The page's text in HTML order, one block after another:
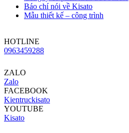
Báo chí nói về Kisato
Mẫu thiết kế – công trình
HOTLINE
0963459288
ZALO
Zalo
FACEBOOK
Kientruckisato
YOUTUBE
Kisato